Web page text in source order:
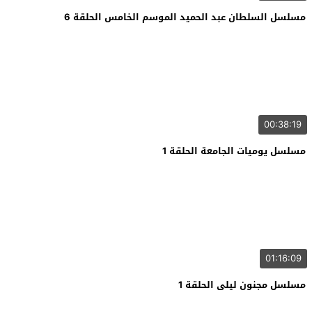
مسلسل السلطان عبد الحميد الموسم الخامس الحلقة 6
00:38:19
مسلسل يوميات الجامعة الحلقة 1
01:16:09
مسلسل مجنون ليلى الحلقة 1